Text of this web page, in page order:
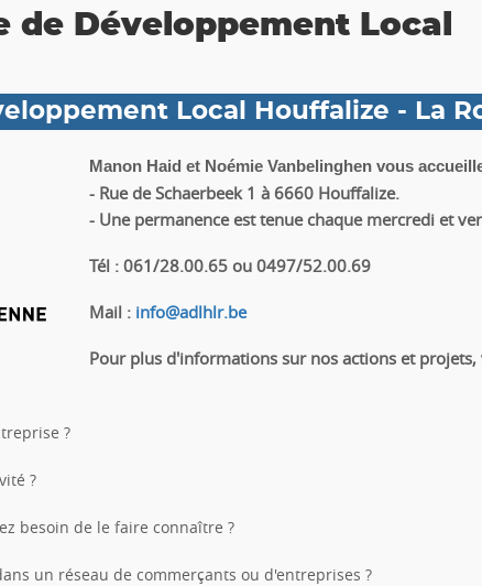
de Développement Local
Local Houffalize - La
Manon Haid et Noémie Vanbelinghen vous
- Rue de Schaerbeek 1 à 6660 Houffalize.
- Une permanence est tenue chaque mercredi et
Tél : 061/28.00.65 ou 0497/52.00.69
Mail : info@adlhlr.be
Pour plus d'informations sur nos actions et
?
?
besoin de le faire connaître ?
un réseau de commerçants ou d'entreprises ?